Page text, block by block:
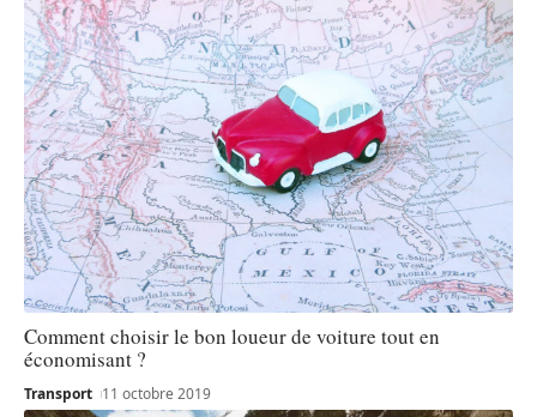
Comment choisir le bon loueur de voiture tout en
économisant ?
Transport 11 octobre 2019